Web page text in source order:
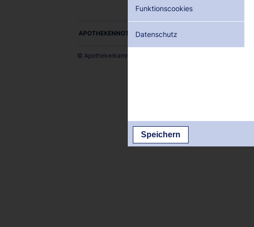
APOTHEKENNOTDIENSTE ALS PDF DOWNLOADEN:
© Apothekerkammer des Saarlandes
Funktionscookies
Datenschutz
Speichern